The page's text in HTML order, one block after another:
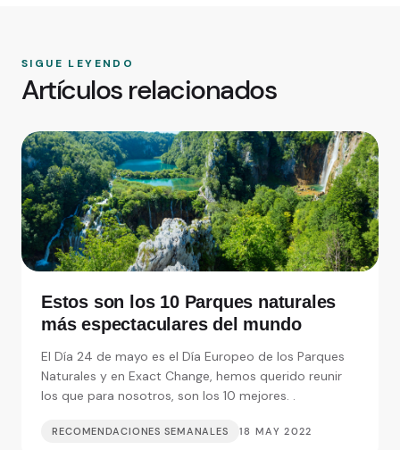
SIGUE LEYENDO
Artículos relacionados
Estos son los 10 Parques naturales
más espectaculares del mundo
El Día 24 de mayo es el Día Europeo de los Parques
Naturales y en Exact Change, hemos querido reunir
los que para nosotros, son los 10 mejores. .
RECOMENDACIONES SEMANALES 18 MAY 2022